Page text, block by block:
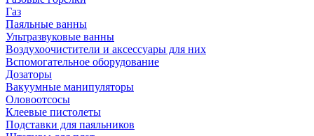
Газ
Паяльные ванны
Ультразвуковые ванны
Воздухоочистители и аксессуары для них
Вспомогательное оборудование
Дозаторы
Вакуумные манипуляторы
Оловоотсосы
Клеевые пистолеты
Подставки для паяльников